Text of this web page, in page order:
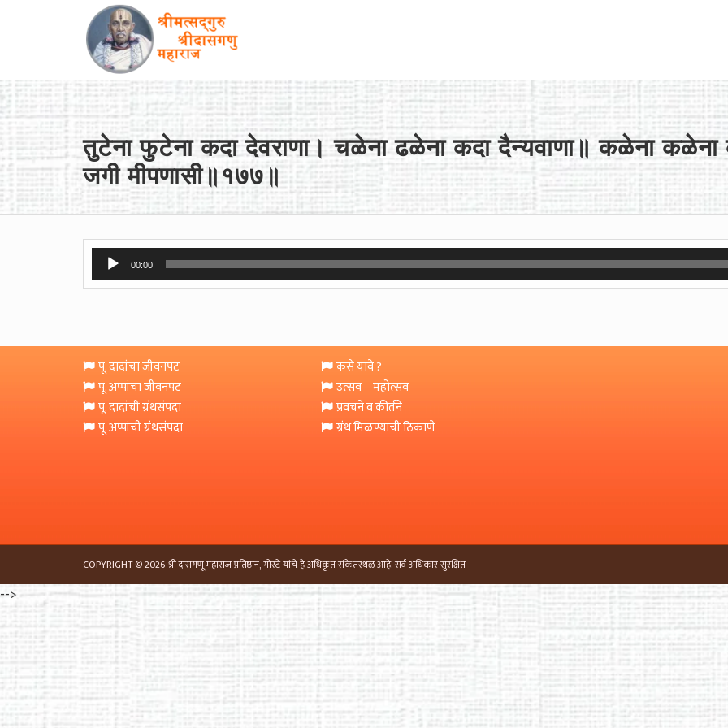
तुटेना फुटेना कदा देवराणा। चळेना ढळेना कदा दैन्यवाणा॥ कळेना कळेना
जगी मीपणासी॥१७७॥
Audio
Player
00:00
पू. दादांचा जीवनपट
पू. अप्पांचा जीवनपट
पू. दादांची ग्रंथसंपदा
पू. अप्पांची ग्रंथसंपदा
कसे यावे ?
उत्सव – महोत्सव
प्रवचने व कीर्तने
ग्रंथ मिळण्याची ठिकाणे
COPYRIGHT © 2026 श्री दासगणू महाराज प्रतिष्ठान, गोरटे यांचे हे अधिकृत संकेतस्थळ आहे. सर्व अधिकार सुरक्षित
-->